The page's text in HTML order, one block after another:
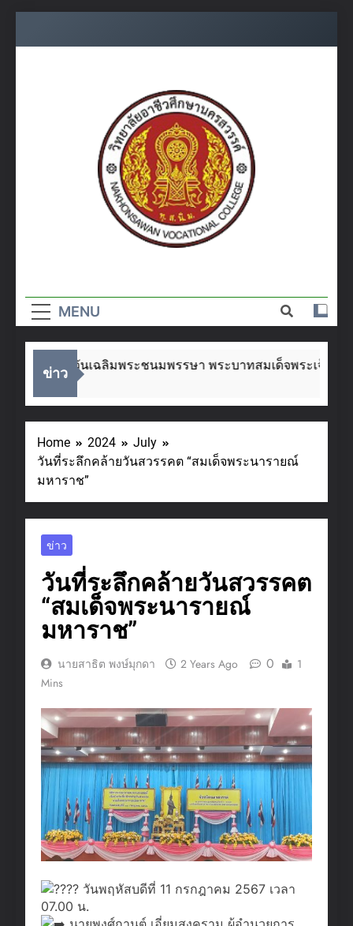
อาชีวศึกษา
นครสวรรค์
MENU
ข่าว
ในโอกาสวันเฉลิมพระชนมพรรษา พระบาทสมเด็จพระเจ้าอยู่หั
Home 2024
July
วันที่ระลึกคล้ายวันสวรรคต “สมเด็จพระนารายณ์
มหาราช”
ข่าว
วันที่ระลึกคล้ายวันสวรรคต
“สมเด็จพระนารายณ์
มหาราช”
นายสาธิต พงษ์มุกดา 2 Years Ago 0
1
Mins
วันพฤหัสบดีที่ 11 กรกฎาคม 2567 เวลา
07.00 น.